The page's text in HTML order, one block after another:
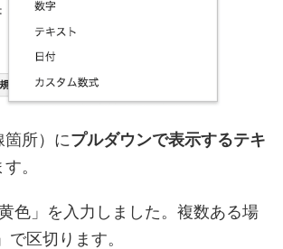
箇所）にプルダウンで表示するテキ
。
色」を入力しました。複数ある場
区切ります。